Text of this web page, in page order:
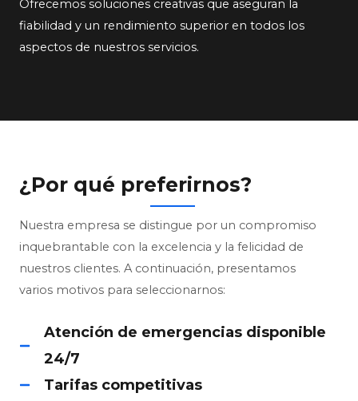
Ofrecemos soluciones creativas que aseguran la
fiabilidad y un rendimiento superior en todos los
aspectos de nuestros servicios.
¿Por qué preferirnos?
Nuestra empresa se distingue por un compromiso
inquebrantable con la excelencia y la felicidad de
nuestros clientes. A continuación, presentamos
varios motivos para seleccionarnos:
Atención de emergencias disponible
24/7
Tarifas competitivas